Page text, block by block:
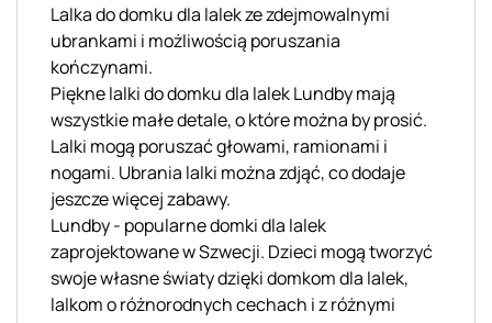
Lalka do domku dla lalek ze zdejmowalnymi
ubrankami i możliwością poruszania
kończynami.
Piękne lalki do domku dla lalek Lundby mają
wszystkie małe detale, o które można by prosić.
Lalki mogą poruszać głowami, ramionami i
nogami. Ubrania lalki można zdjąć, co dodaje
jeszcze więcej zabawy.
Lundby - popularne domki dla lalek
zaprojektowane w Szwecji. Dzieci mogą tworzyć
swoje własne światy dzięki domkom dla lalek,
lalkom o różnorodnych cechach i z różnymi